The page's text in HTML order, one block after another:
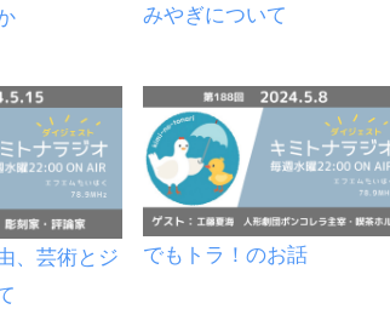
みやぎについて
、芸術とジ
でもトラ！のお話